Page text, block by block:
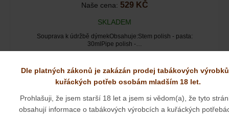
Naše cena: 529 KČ
SKLADEM
Souprava k údržbě dýmekObsahuje:Stem polish - pasta:
30mlPipe polish -…
Dýmka BPK 6715 naleznete v těchto kategoriích:
Začínající kuřák dýmky
Dýmky
Dle platných zákonů je zakázán prodej tabákových
kuřáckých potřeb osobám mladším 18 let.
Prohlašuji, že jsem starší 18 let a jsem si vědom(a), že tyto
obsahují informace o tabákových výrobcích a kuřáckých